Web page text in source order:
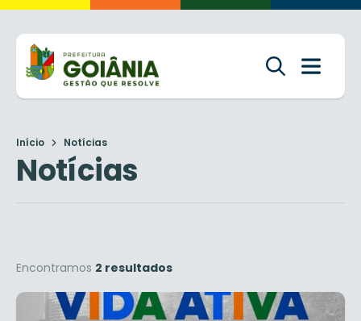
Início Notícias
Notícias
Encontramos 2 resultados